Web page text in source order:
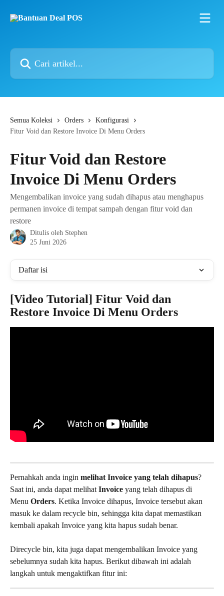
Cari artikel...
Semua Koleksi Orders
Konfigurasi
Fitur Void dan Restore Invoice Di Menu Orders
Fitur Void dan Restore
Invoice Di Menu Orders
Mengembalikan invoice yang sudah dihapus atau menghapus
permanen invoice di tempat sampah dengan fitur void dan
restore
Ditulis oleh Stephen
25 Juni 2026
Daftar isi
[Video Tutorial] Fitur Void dan
Restore Invoice Di Menu Orders
Pernahkah anda ingin melihat Invoice yang telah dihapus?
Saat ini, anda dapat melihat Invoice yang telah dihapus di
Menu Orders. Ketika Invoice dihapus, Invoice tersebut akan
masuk ke dalam recycle bin, sehingga kita dapat memastikan
kembali apakah Invoice yang kita hapus sudah benar.
Direcycle bin, kita juga dapat mengembalikan Invoice yang
sebelumnya sudah kita hapus. Berikut dibawah ini adalah
langkah untuk mengaktifkan fitur ini: